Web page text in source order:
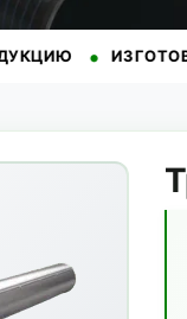
• ИЗГОТОВЛЕНИЕ